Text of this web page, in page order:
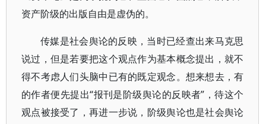
资产阶级的出版自由是虚伪的。
传媒是社会舆论的反映，当时已经查出来马克思
说过，但是若要把这个观点作为基本概念提出，就不
得不考虑人们头脑中已有的既定观念。想来想去，有
的作者便先提出“报刊是阶级舆论的反映者”，待这个
观点被接受了，再进一步说，阶级舆论也是社会舆论